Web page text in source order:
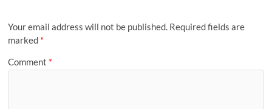
o
k
n
Your email address will not be published. Required fields are
marked *
Comment *